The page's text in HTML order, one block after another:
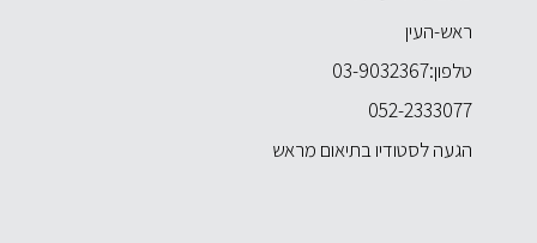
ראש-העין
טלפון:03-9032367
052-2333077
הגעה לסטודיו בתיאום מראש